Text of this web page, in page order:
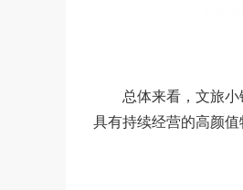
总体来看，文旅小镇
具有持续经营的高颜值